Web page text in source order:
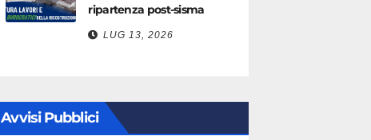
ripartenza post-sisma
LUG 13, 2026
Avvisi Pubblici